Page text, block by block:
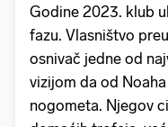
Godine 2023. klub
fazu. Vlasništvo
osnivač jedne od
vizijom da od
nogometa. Njegov